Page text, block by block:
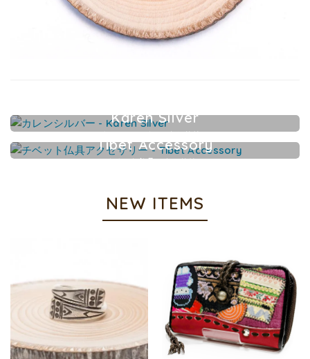
Karen Silver
カレンシルバーアクセサリー
Tibet Accessory
チベット仏具アクセサリー
NEW ITEMS